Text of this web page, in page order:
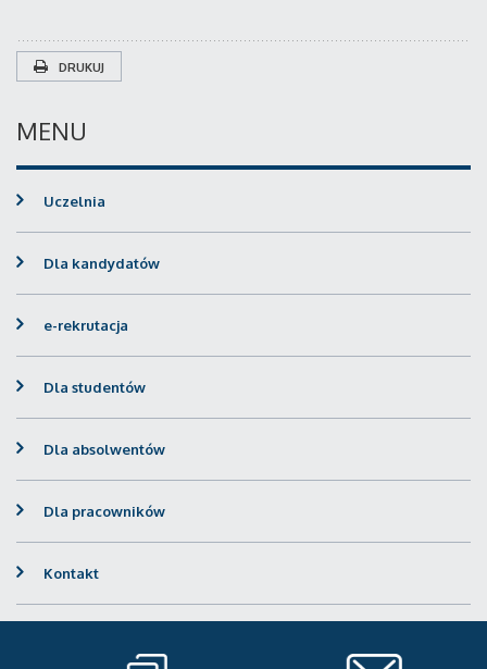
DRUKUJ
MENU
Uczelnia
Dla kandydatów
e-rekrutacja
Dla studentów
Dla absolwentów
Dla pracowników
Kontakt